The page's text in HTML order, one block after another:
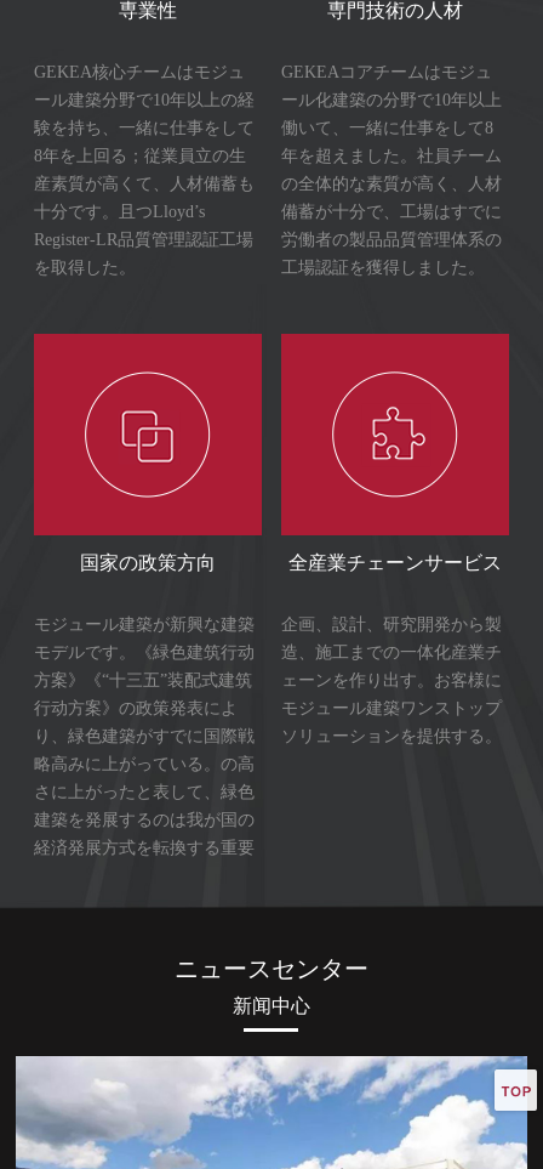
専業性
GEKEA核心チームはモジュ
ール建築分野で10年以上の経
験を持ち、一緒に仕事をして
8年を上回る；従業員立の生
産素質が高くて、人材備蓄も
十分です。且つLloyd’s
Register-LR品質管理認証工場
を取得した。
専門技術の人材
GEKEAコアチームはモジュ
ール化建築の分野で10年以上
働いて、一緒に仕事をして8
年を超えました。社員チーム
の全体的な素質が高く、人材
備蓄が十分で、工場はすでに
労働者の製品品質管理体系の
工場認証を獲得しました。
国家の政策方向
モジュール建築が新興な建築
モデルです。《緑色建筑行动
方案》《“十三五”装配式建筑
行动方案》の政策発表によ
り、緑色建築がすでに国際戦
略高みに上がっている。の高
さに上がったと表して、緑色
建築を発展するのは我が国の
経済発展方式を転換する重要
全産業チェーンサービス
企画、設計、研究開発から製
造、施工までの一体化産業チ
ェーンを作り出す。お客様に
モジュール建築ワンストップ
ソリューションを提供する。
ニュースセンター
新闻中心